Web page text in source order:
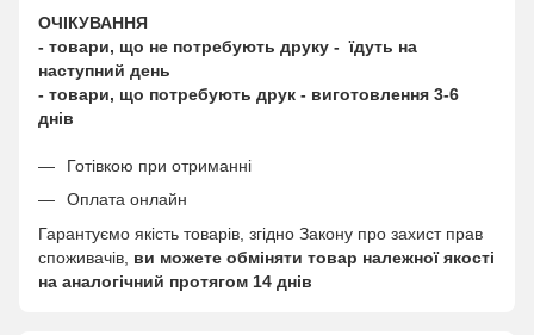
ОЧІКУВАННЯ
- товари, що не потребують друку - їдуть на
наступний день
- товари, що потребують друк - виготовлення 3-6
днів
Готівкою при отриманні
Оплата онлайн
Гарантуємо якість товарів, згідно Закону про захист прав
споживачів, ви можете обміняти товар належної якості
на аналогічний протягом 14 днів